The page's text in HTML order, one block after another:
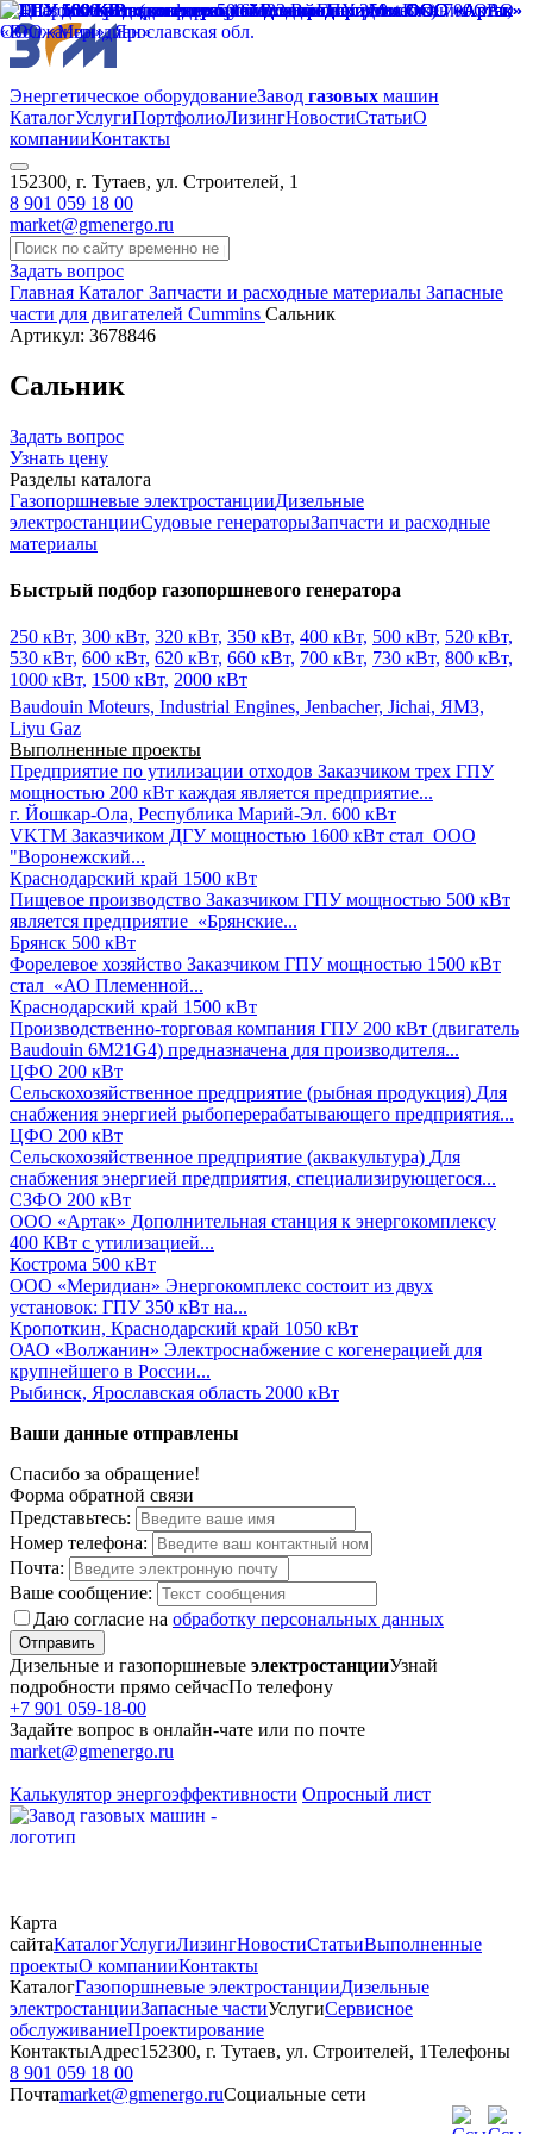
Энергетическое оборудованиеЗавод газовых машин
КаталогУслугиПортфолиоЛизингНовостиСтатьиО
компанииКонтакты
152300, г. Тутаев, ул. Строителей, 1
8 901 059 18 00
market@gmenergo.ru
Задать вопрос
Главная Каталог Запчасти и расходные материалы Запасные
части для двигателей Cummins Сальник
Артикул: 3678846
Сальник
Задать вопрос
Узнать цену
Разделы каталога
Газопоршневые электростанцииДизельные
электростанцииСудовые генераторыЗапчасти и расходные
материалы
Быстрый подбор газопоршневого генератора
250 кВт, 300 кВт, 320 кВт, 350 кВт, 400 кВт, 500 кВт, 520 кВт,
530 кВт, 600 кВт, 620 кВт, 660 кВт, 700 кВт, 730 кВт, 800 кВт,
1000 кВт, 1500 кВт, 2000 кВт
Baudouin Moteurs, Industrial Engines, Jenbacher, Jichai, ЯМЗ,
Liyu Gaz
Выполненные проекты
Предприятие по утилизации отходов Заказчиком трех ГПУ
мощностью 200 кВт каждая является предприятие...
г. Йошкар-Ола, Республика Марий-Эл. 600 кВт
VKTM Заказчиком ДГУ мощностью 1600 кВт стал ООО
"Воронежский...
Краснодарский край 1500 кВт
Пищевое производство Заказчиком ГПУ мощностью 500 кВт
является предприятие «Брянские...
Брянск 500 кВт
Форелевое хозяйство Заказчиком ГПУ мощностью 1500 кВт
стал «АО Племенной...
Краснодарский край 1500 кВт
Производственно-торговая компания ГПУ 200 кВт (двигатель
Baudouin 6M21G4) предназначена для производителя...
ЦФО 200 кВт
Сельскохозяйственное предприятие (рыбная продукция) Для
снабжения энергией рыбоперерабатывающего предприятия...
ЦФО 200 кВт
Сельскохозяйственное предприятие (аквакультура) Для
снабжения энергией предприятия, специализирующегося...
СЗФО 200 кВт
ООО «Артак» Дополнительная станция к энергокомплексу
400 КВт с утилизацией...
Кострома 500 кВт
ООО «Меридиан» Энергокомплекс состоит из двух
установок: ГПУ 350 кВт на...
Кропоткин, Краснодарский край 1050 кВт
ОАО «Волжанин» Электроснабжение с когенерацией для
крупнейшего в России...
Рыбинск, Ярославская область 2000 кВт
Ваши данные отправлены
Спасибо за обращение!
Форма обратной связи
Представьтесь:
Номер телефона:
Почта:
Ваше сообщение:
Даю согласие на обработку персональных данных
Отправить
Дизельные и газопоршневые электростанцииУзнай
подробности прямо сейчасПо телефону
+7 901 059-18-00
Задайте вопрос в онлайн-чате или по почте
market@gmenergo.ru
Калькулятор энергоэффективности Опросный лист
Карта
сайтаКаталогУслугиЛизингНовостиСтатьиВыполненные
проектыО компанииКонтакты
КаталогГазопоршневые электростанцииДизельные
электростанцииЗапасные частиУслугиСервисное
обслуживаниеПроектирование
КонтактыАдрес152300, г. Тутаев, ул. Строителей, 1Телефоны
8 901 059 18 00
Почтаmarket@gmenergo.ruСоциальные сети